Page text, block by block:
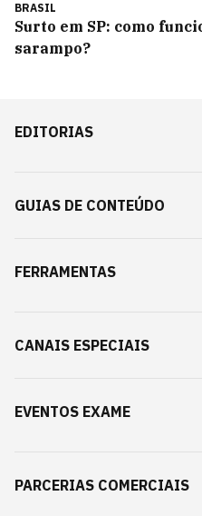
BRASIL
Surto em SP: como
sarampo?
EDITORIAS
GUIAS DE CONTEÚDO
FERRAMENTAS
CANAIS ESPECIAIS
EVENTOS EXAME
PARCERIAS COMERCIAIS